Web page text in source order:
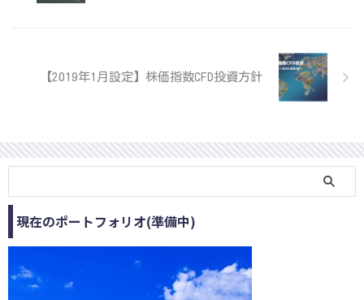
【2019年1月設定】株価指数CFD投資方針
現在のポートフォリオ(準備中)